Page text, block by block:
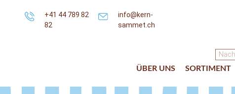
+41 44 789 82
82
info@kern-
sammet.ch
ÜBER UNS SORTIMENT